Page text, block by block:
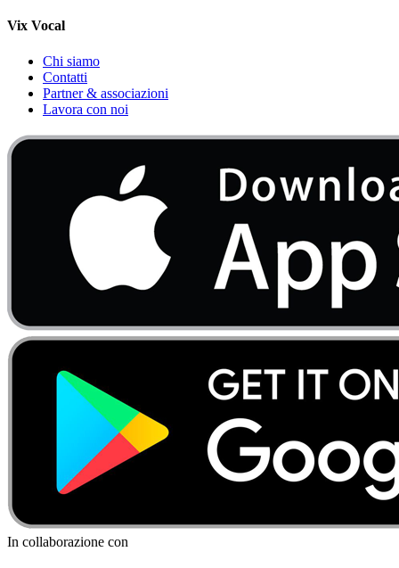
Vix Vocal
Chi siamo
Contatti
Partner & associazioni
Lavora con noi
In collaborazione con